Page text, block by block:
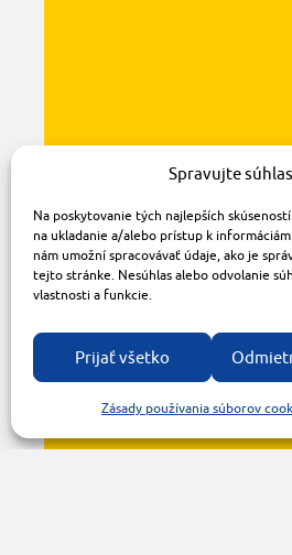
Spravujte
Na poskytovanie tých najlepších
na ukladanie a/alebo prístup k
nám umožní spracovávať údaje, ako je
tejto stránke. Nesúhlas alebo odvolanie
vlastnosti a funkcie.
Prijať všetko
Zásady používania súborov